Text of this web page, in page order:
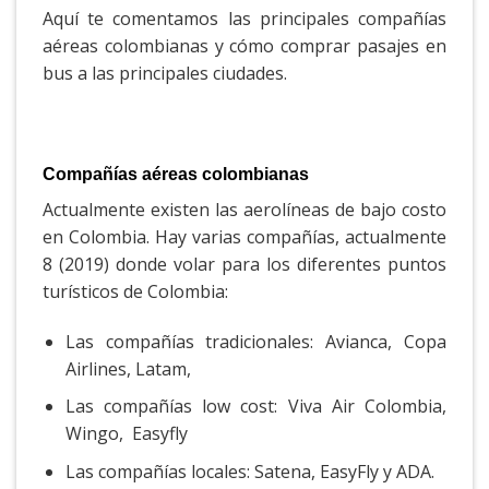
Aquí te comentamos las principales compañías
aéreas colombianas y cómo comprar pasajes en
bus a las principales ciudades.
Compañías aéreas colombianas
Actualmente existen las aerolíneas de bajo costo
en Colombia. Hay varias compañías, actualmente
8 (2019) donde volar para los diferentes puntos
turísticos de Colombia:
Las compañías tradicionales: Avianca, Copa
Airlines, Latam,
Las compañías low cost: Viva Air Colombia,
Wingo, Easyfly
Las compañías locales: Satena, EasyFly y ADA.